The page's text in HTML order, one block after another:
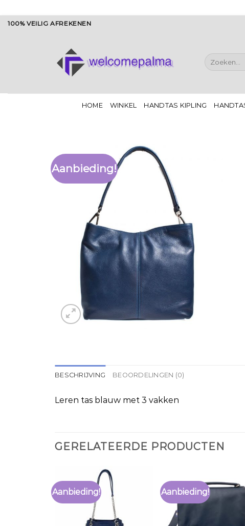
Ga100% VEILIG AFREKENEN
Zoeken
naar:
HOME WINKEL HANDTAS KIPLING
Aanbieding!
BESCHRIJVING BEOORDELINGEN (0)
Leren tas blauw met 3 vakken
GERELATEERDE PRODUCTEN
Aanbieding! Aanbieding!